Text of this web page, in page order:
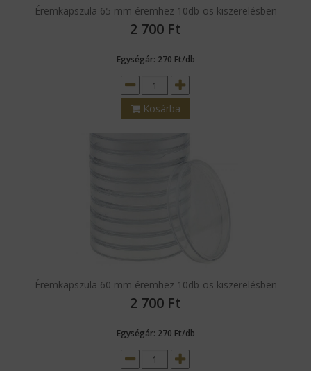
Éremkapszula 65 mm éremhez 10db-os kiszerelésben
2 700 Ft
Egységár: 270 Ft/db
Kosárba
Éremkapszula 60 mm éremhez 10db-os kiszerelésben
2 700 Ft
Egységár: 270 Ft/db